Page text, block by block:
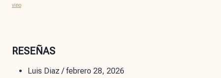
vino
RESEÑAS
Luis Diaz /febrero 28, 2026